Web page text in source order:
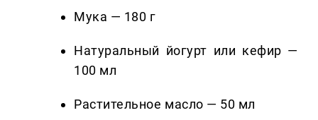
Мука — 180 г
Натуральный йогурт или кефир —
100 мл
Растительное масло — 50 мл